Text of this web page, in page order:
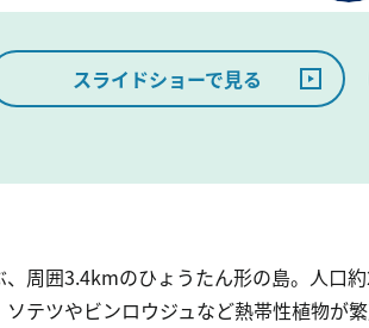
スライドショーで見る
、周囲3.4kmのひょうたん形の島。人口
テツやビンロウジュなど熱帯性植物が